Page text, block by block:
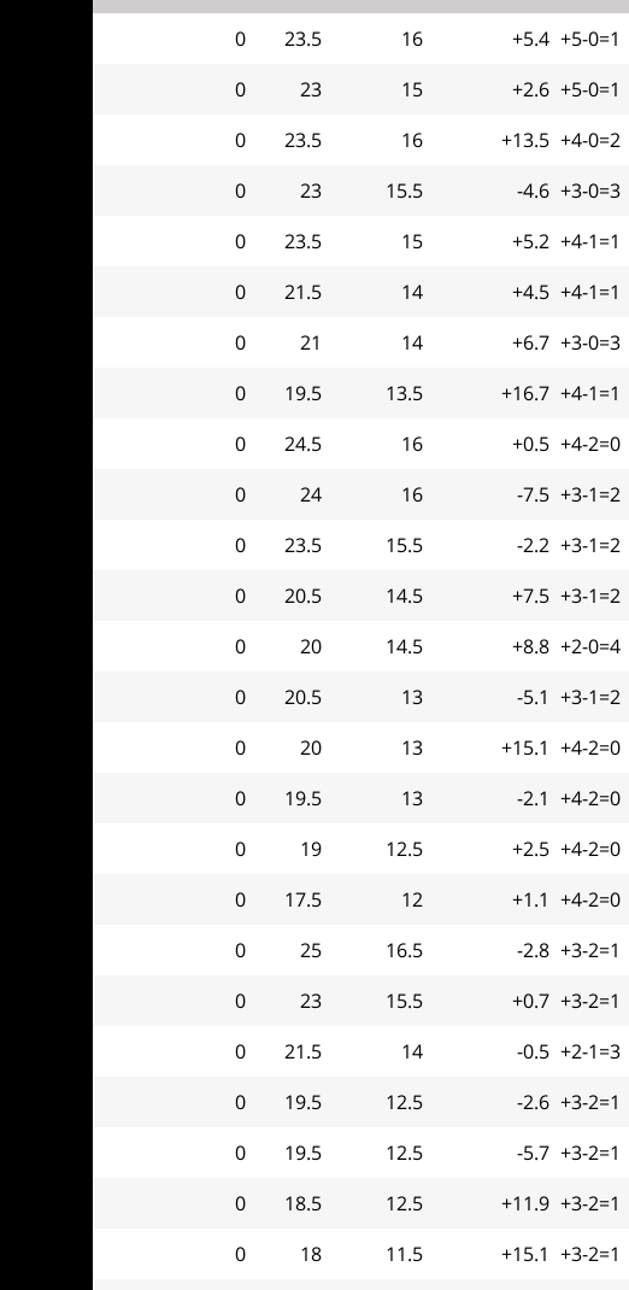
+5-0=1
+5.4
16
23.5
0
+5-0=1
+2.6
15
23
0
+4-0=2
+13.5
16
23.5
0
+3-0=3
-4.6
15.5
23
0
+4-1=1
+5.2
15
23.5
0
+4-1=1
+4.5
14
21.5
0
+3-0=3
+6.7
14
21
0
+4-1=1
+16.7
13.5
19.5
0
+4-2=0
+0.5
16
24.5
0
+3-1=2
-7.5
16
24
0
+3-1=2
-2.2
15.5
23.5
0
+3-1=2
+7.5
14.5
20.5
0
+2-0=4
+8.8
14.5
20
0
+3-1=2
-5.1
13
20.5
0
+4-2=0
+15.1
13
20
0
+4-2=0
-2.1
13
19.5
0
+4-2=0
+2.5
12.5
19
0
+4-2=0
+1.1
12
17.5
0
+3-2=1
-2.8
16.5
25
0
+3-2=1
+0.7
15.5
23
0
+2-1=3
-0.5
14
21.5
0
+3-2=1
-2.6
12.5
19.5
0
+3-2=1
-5.7
12.5
19.5
0
+3-2=1
+11.9
12.5
18.5
0
+3-2=1
+15.1
11.5
18
0